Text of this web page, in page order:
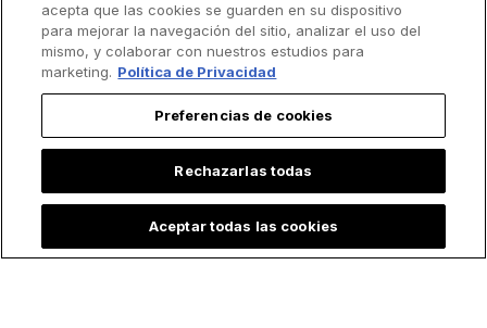
Las poderosas
razones de Miss
Brasil para rendir
homenaje a Nuestra
Aparecida
La imagen viral de la
Virgen frente al
Cristo Redentor no
es real
acepta que las cookies se guarden en su dispositivo
para mejorar la navegación del sitio, analizar el uso del
mismo, y colaborar con nuestros estudios para
marketing. Política de Privacidad
Preferencias de cookies
Rechazarlas todas
Aceptar todas las cookies